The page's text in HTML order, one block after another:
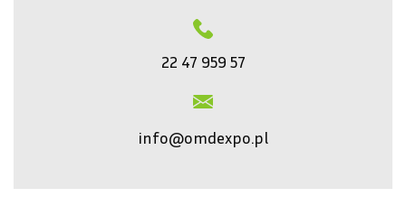
22 47 959 57
info@omdexpo.pl